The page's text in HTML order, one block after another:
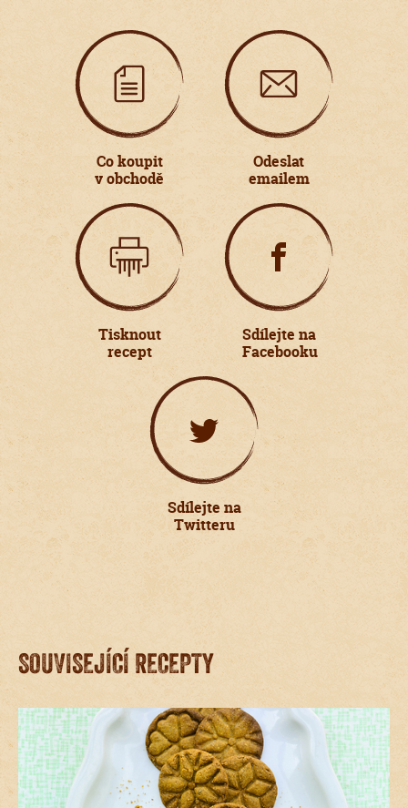
Co koupit
v obchodě
Odeslat
emailem
Tisknout
recept
Sdílejte na
Facebooku
Sdílejte na
Twitteru
SOUVISEJÍCÍ RECEPTY